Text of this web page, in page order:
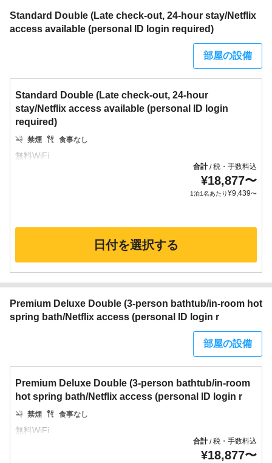
Standard Double (Late check-out, 24-hour stay/Netflix
access available (personal ID login required)
部屋の設備
Standard Double (Late check-out, 24-hour
stay/Netflix access available (personal ID login
required)
禁煙 食事なし
合計/税・手数料込
¥18,877〜
1泊1名あたり¥9,439〜
日付を選択する
Premium Deluxe Double (3-person bathtub/in-room hot
spring bath/Netflix access (personal ID login r
部屋の設備
Premium Deluxe Double (3-person bathtub/in-room
hot spring bath/Netflix access (personal ID login r
禁煙 食事なし
合計/税・手数料込
¥18,877〜